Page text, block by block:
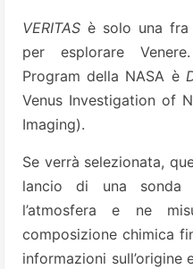
VERITAS è solo una fra
per esplorare
Program della NASA è
Venus Investigation of
Imaging).
Se verrà selezionata,
lancio di una sonda
l’atmosfera e ne
composizione chimica
informazioni sull’origine